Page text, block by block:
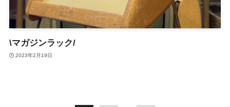
\マガジンラック/
2023年2月19日